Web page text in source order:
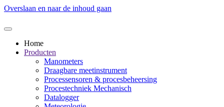
Overslaan en naar de inhoud gaan
Home
Producten
Manometers
Draagbare meetinstrument
Processensoren & procesbeheersing
Procestechniek Mechanisch
Datalogger